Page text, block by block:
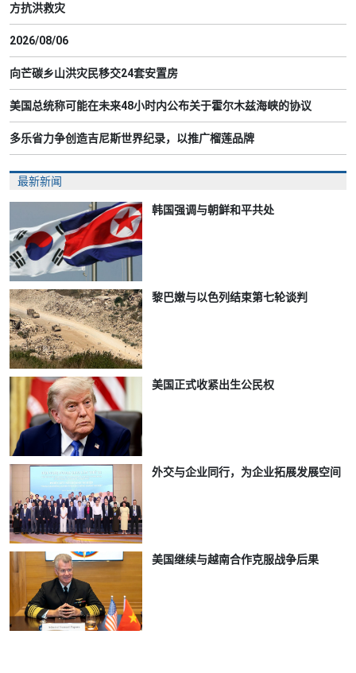
方抗洪救灾
2026/08/06
向芒碳乡山洪灾民移交24套安置房
美国总统称可能在未来48小时内公布关于霍尔木兹海峡的协议
多乐省力争创造吉尼斯世界纪录，以推广榴莲品牌
最新新闻
韩国强调与朝鲜和平共处
黎巴嫩与以色列结束第七轮谈判
美国正式收紧出生公民权
外交与企业同行，为企业拓展发展空间
美国继续与越南合作克服战争后果